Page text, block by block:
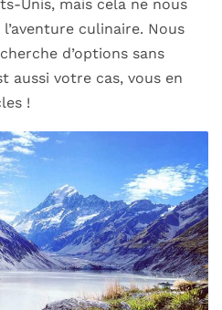
Unis, mais cela ne nous
culinaire. Nous
d’options sans
aussi votre cas, vous en
!